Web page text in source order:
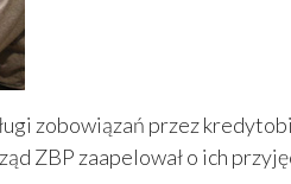
zobowiązań przez
ZBP zaapelował o ich